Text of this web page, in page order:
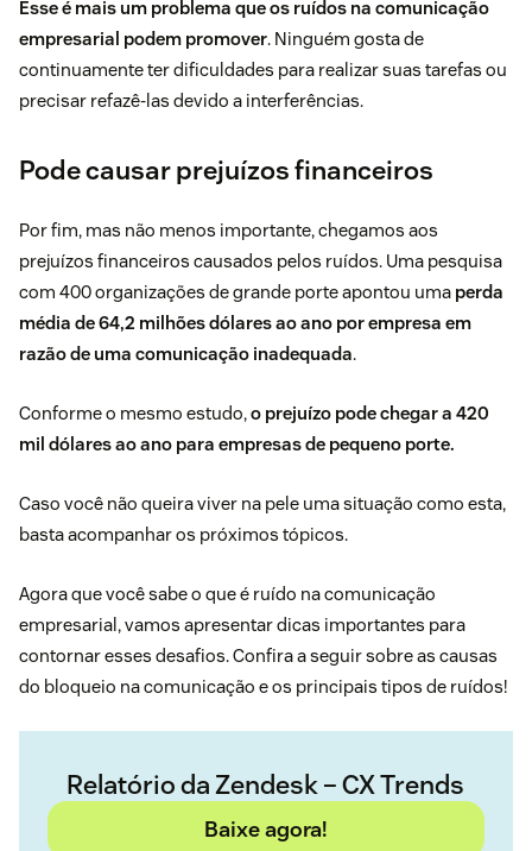
Esse é mais um problema que os ruídos na comunicação
empresarial podem promover. Ninguém gosta de
continuamente ter dificuldades para realizar suas tarefas ou
precisar refazê-las devido a interferências.
Pode causar prejuízos financeiros
Por fim, mas não menos importante, chegamos aos
prejuízos financeiros causados pelos ruídos. Uma pesquisa
com 400 organizações de grande porte apontou uma perda
média de 64,2 milhões dólares ao ano por empresa em
razão de uma comunicação inadequada.
Conforme o mesmo estudo,o prejuízo pode chegar a 420
mil dólares ao ano para empresas de pequeno porte.
Caso você não queira viver na pele uma situação como esta,
basta acompanhar os próximos tópicos.
Agora que você sabe o que é ruído na comunicação
empresarial, vamos apresentar dicas importantes para
contornar esses desafios. Confira a seguir sobre as causas
do bloqueio na comunicação e os principais tipos de ruídos!
Relatório da Zendesk – CX Trends
Baixe agora!